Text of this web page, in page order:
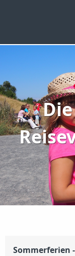
Sommerferien